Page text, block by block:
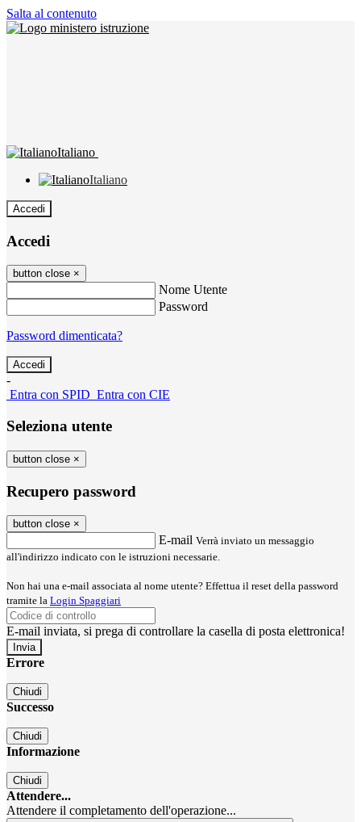
Salta al contenuto
Italiano
Italiano
Accedi
Accedi
button close ×
Nome Utente
Password
Password dimenticata?
-
Entra con SPID Entra con CIE
Seleziona utente
button close ×
Recupero password
button close ×
E-mail Verrà inviato un messaggio
all'indirizzo indicato con le istruzioni necessarie.
Non hai una e-mail associata al nome utente? Effettua il reset della password
tramite la Login Spaggiari
E-mail inviata, si prega di controllare la casella di posta elettronica!
Errore
Chiudi
Successo
Chiudi
Informazione
Chiudi
Attendere...
Attendere il completamento dell'operazione...